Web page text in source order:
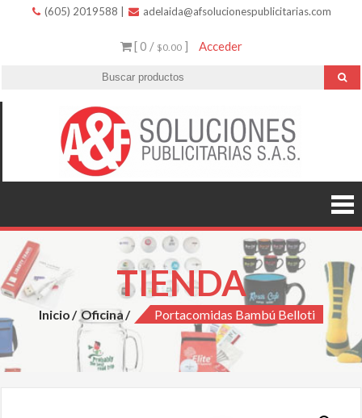
(605) 2019588 adelaida@afsolucionespublicitarias.com
[ 0 / $0.00] Acceder
TIENDA
Inicio Oficina Portacomidas Bambú Belloti